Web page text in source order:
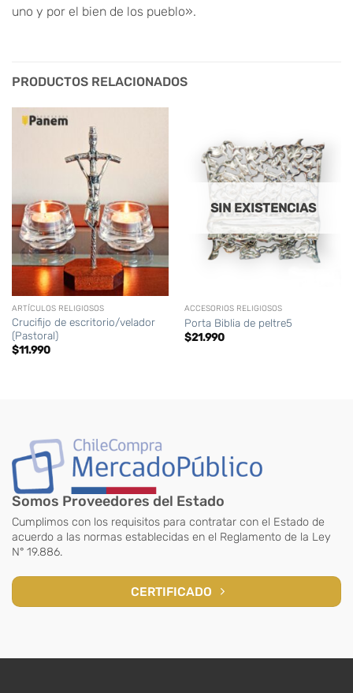
uno y por el bien de los pueblo».
PRODUCTOS RELACIONADOS
ARTÍCULOS RELIGIOSOS
Crucifijo de escritorio/velador
(Pastoral)
$11.990
SIN EXISTENCIAS
ACCESORIOS RELIGIOSOS
Porta Biblia de peltre5
$21.990
Somos Proveedores del Estado
Cumplimos con los requisitos para contratar con el Estado de
acuerdo a las normas establecidas en el Reglamento de la Ley
N° 19.886.
CERTIFICADO